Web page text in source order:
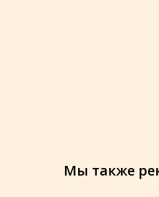
Мы также